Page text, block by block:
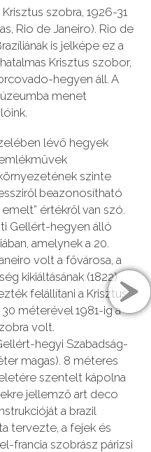
szobra, 1926-31
Rio de Janeiro). Rio de
is jelképe ez a
Krisztus szobor,
hegyen áll. A
menet
lévő hegyek
szinte
beazonosítható
értékről van szó.
Gellért-hegyen álló
amelynek a 20.
volt a fővárosa, a
kikiáltásának (1822)
felállítani a Krisztus-
méterével 1981-ig a
volt.
hegyi Szabadság-
magas). 8 méteres
szentelt kápolna
jellemző art deco
a brazil
tervezte, a fejek és
francia szobrász párizsi